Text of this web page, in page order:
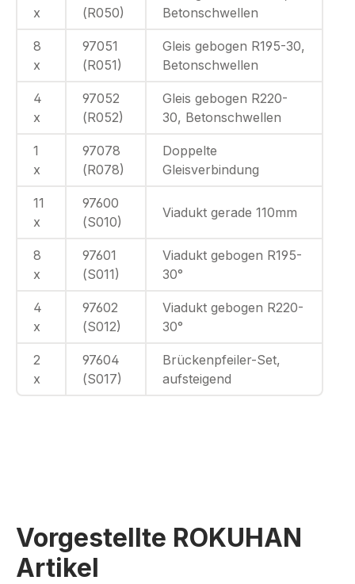
x
(R050)
Betonschwellen
8
x
97051
(R051)
Gleis gebogen R195-30,
Betonschwellen
4
x
97052
(R052)
Gleis gebogen R220-
30, Betonschwellen
1
x
97078
(R078)
Doppelte
Gleisverbindung
11
x
97600
(S010)
Viadukt gerade 110mm
8
x
97601
(S011)
Viadukt gebogen R195-
30°
4
x
97602
(S012)
Viadukt gebogen R220-
30°
2
x
97604
(S017)
Brückenpfeiler-Set,
aufsteigend
Vorgestellte ROKUHAN
Artikel